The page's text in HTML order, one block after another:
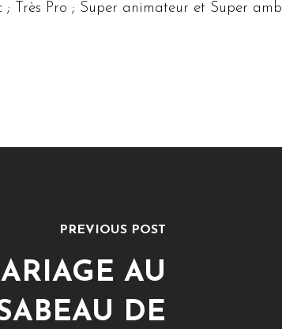
Très Pro ; Super animateur et Super
PREVIOUS POST
AU
DE